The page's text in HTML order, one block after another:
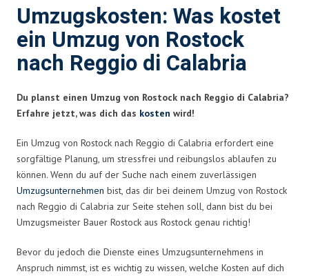
Umzugskosten: Was kostet
ein Umzug von Rostock
nach Reggio di Calabria
Du planst einen Umzug von Rostock nach Reggio di Calabria?
Erfahre jetzt, was dich das kosten wird!
Ein Umzug von Rostock nach Reggio di Calabria erfordert eine
sorgfältige Planung, um stressfrei und reibungslos ablaufen zu
können. Wenn du auf der Suche nach einem zuverlässigen
Umzugsunternehmen bist, das dir bei deinem Umzug von Rostock
nach Reggio di Calabria zur Seite stehen soll, dann bist du bei
Umzugsmeister Bauer Rostock aus Rostock genau richtig!
Bevor du jedoch die Dienste eines Umzugsunternehmens in
Anspruch nimmst, ist es wichtig zu wissen, welche Kosten auf dich